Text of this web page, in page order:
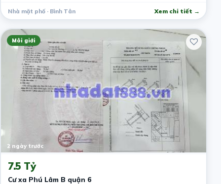
Nhà mặt phố · Bình Tân Xem chi tiết →
Môi giới
2 ngày trước
7.5 Tỷ
Cư xa Phú Lâm B quận 6